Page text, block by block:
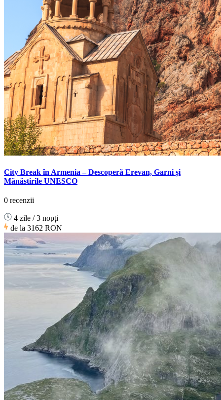
City Break în Armenia – Descoperă Erevan, Garni și
Mănăstirile UNESCO
0 recenzii
4 zile / 3 nopți
de la 3162 RON